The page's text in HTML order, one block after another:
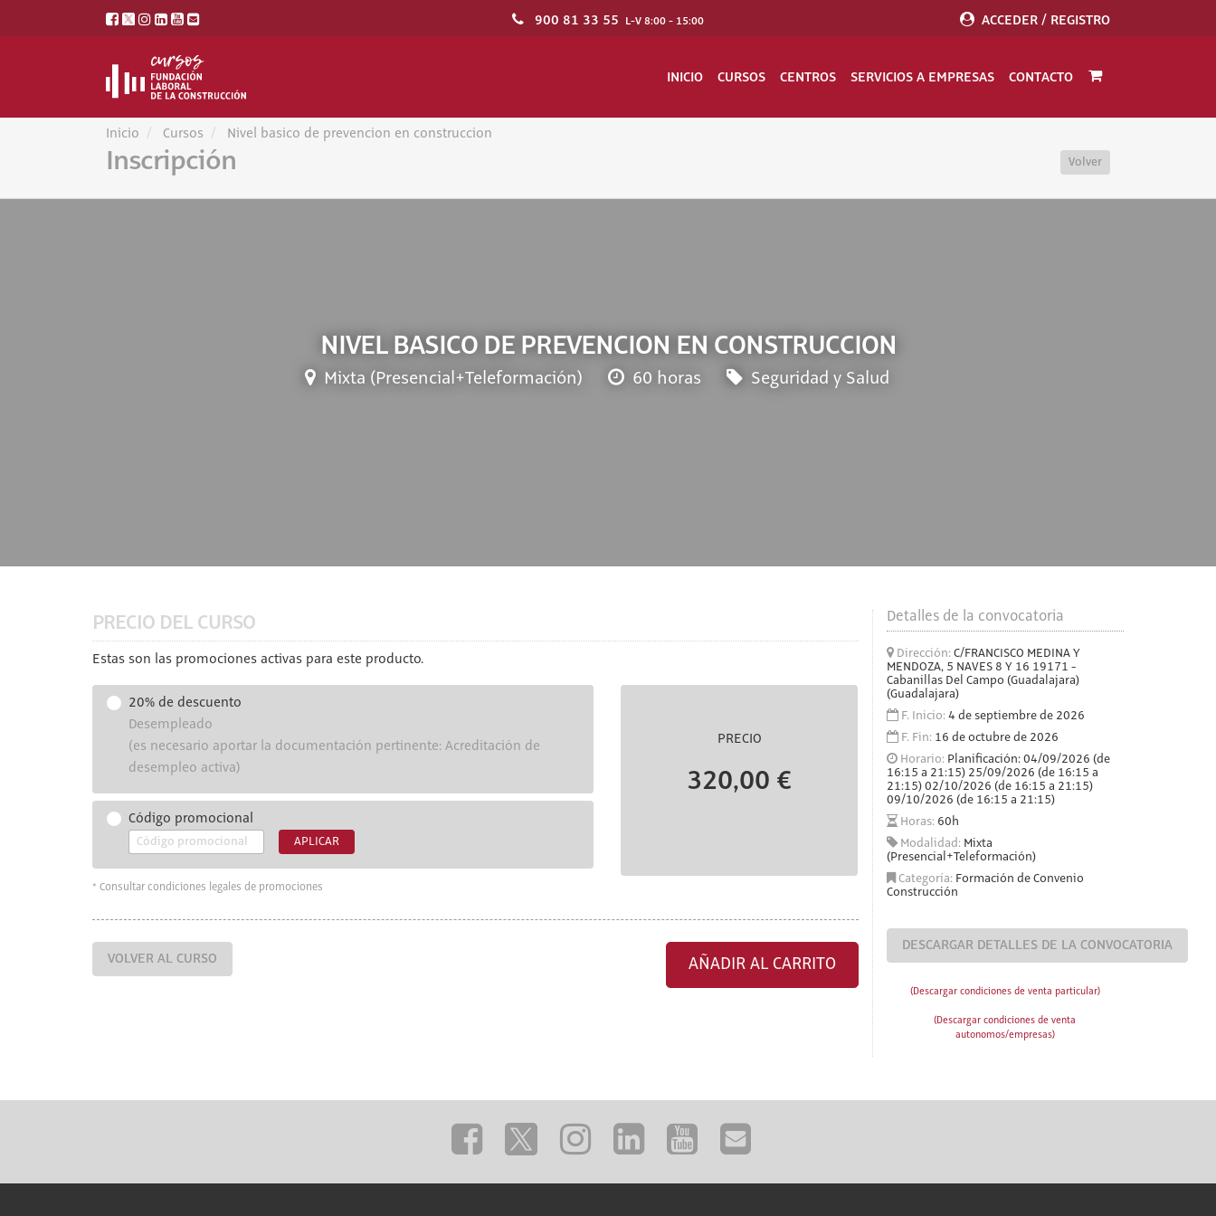
900 81 33 55 L-V 8:00 - 15:00 ACCEDER / REGISTRO
INICIO CURSOS CENTROS SERVICIOS A EMPRESAS CONTACTO
Inicio Cursos Nivel basico de prevencion en construccion
Inscripción Volver
NIVEL BASICO DE PREVENCION EN CONSTRUCCION
Mixta (Presencial+Teleformación) 60 horas Seguridad y Salud
PRECIO DEL CURSO
Estas son las promociones activas para este producto.
20% de descuento
Desempleado
(es necesario aportar la documentación pertinente: Acreditación de
desempleo activa)
Código promocional
APLICAR
PRECIO
320,00 €
* Consultar condiciones legales de promociones
VOLVER AL CURSO AÑADIR AL CARRITO
Detalles de la convocatoria
Dirección: C/FRANCISCO MEDINA Y
MENDOZA, 5 NAVES 8 Y 16 19171 -
Cabanillas Del Campo (Guadalajara)
(Guadalajara)
F. Inicio: 4 de septiembre de 2026
F. Fin: 16 de octubre de 2026
Horario: Planificación: 04/09/2026 (de
16:15 a 21:15) 25/09/2026 (de 16:15 a
21:15) 02/10/2026 (de 16:15 a 21:15)
09/10/2026 (de 16:15 a 21:15)
Horas: 60h
Modalidad: Mixta
(Presencial+Teleformación)
Categoría: Formación de Convenio
Construcción
DESCARGAR DETALLES DE LA CONVOCATORIA
(Descargar condiciones de venta particular)
(Descargar condiciones de venta
autonomos/empresas)